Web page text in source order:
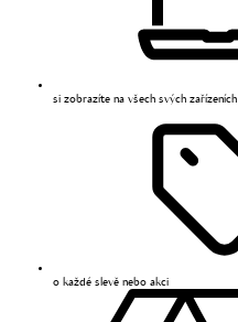
si zobrazíte na všech svých zařízeních
o každé slevě nebo akci